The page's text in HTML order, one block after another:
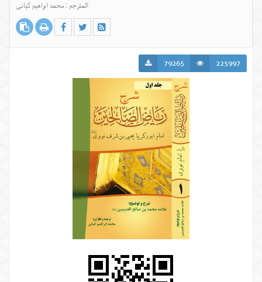
المترجم : محمد ابراهیم کیانی
79265 225997